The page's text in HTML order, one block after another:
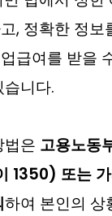
, 정확한 정보
급여를 받을
니다.
법은 고용노동
1350) 또는
하여 본인의 상